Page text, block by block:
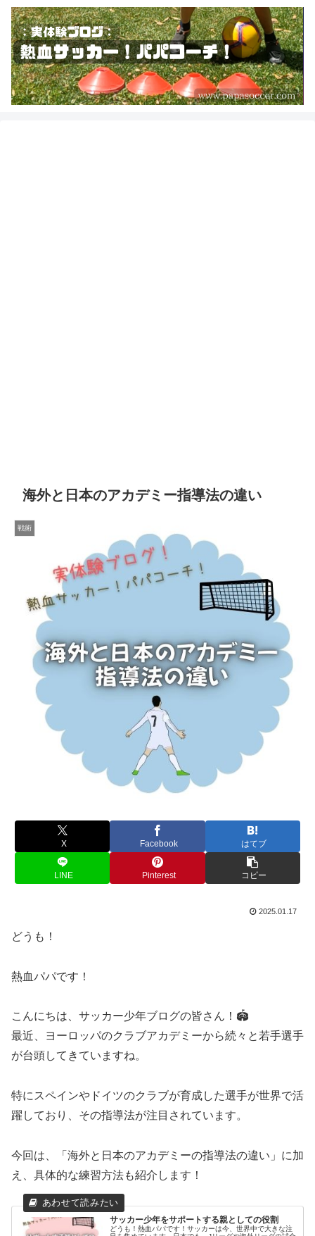
海外と日本のアカデミー指導法の違い
戦術
X Facebook はてブ
LINE Pinterest コピー
2025.01.17
どうも！
熱血パパです！
こんにちは、サッカー少年ブログの皆さん！🏟️
最近、ヨーロッパのクラブアカデミーから続々と若手選手
が台頭してきていますね。
特にスペインやドイツのクラブが育成した選手が世界で活
躍しており、その指導法が注目されています。
今回は、「海外と日本のアカデミーの指導法の違い」に加
え、具体的な練習方法も紹介します！
サッカー少年をサポートする親としての役割
どうも！熱血パパです！サッカーは今、世界中で大きな注